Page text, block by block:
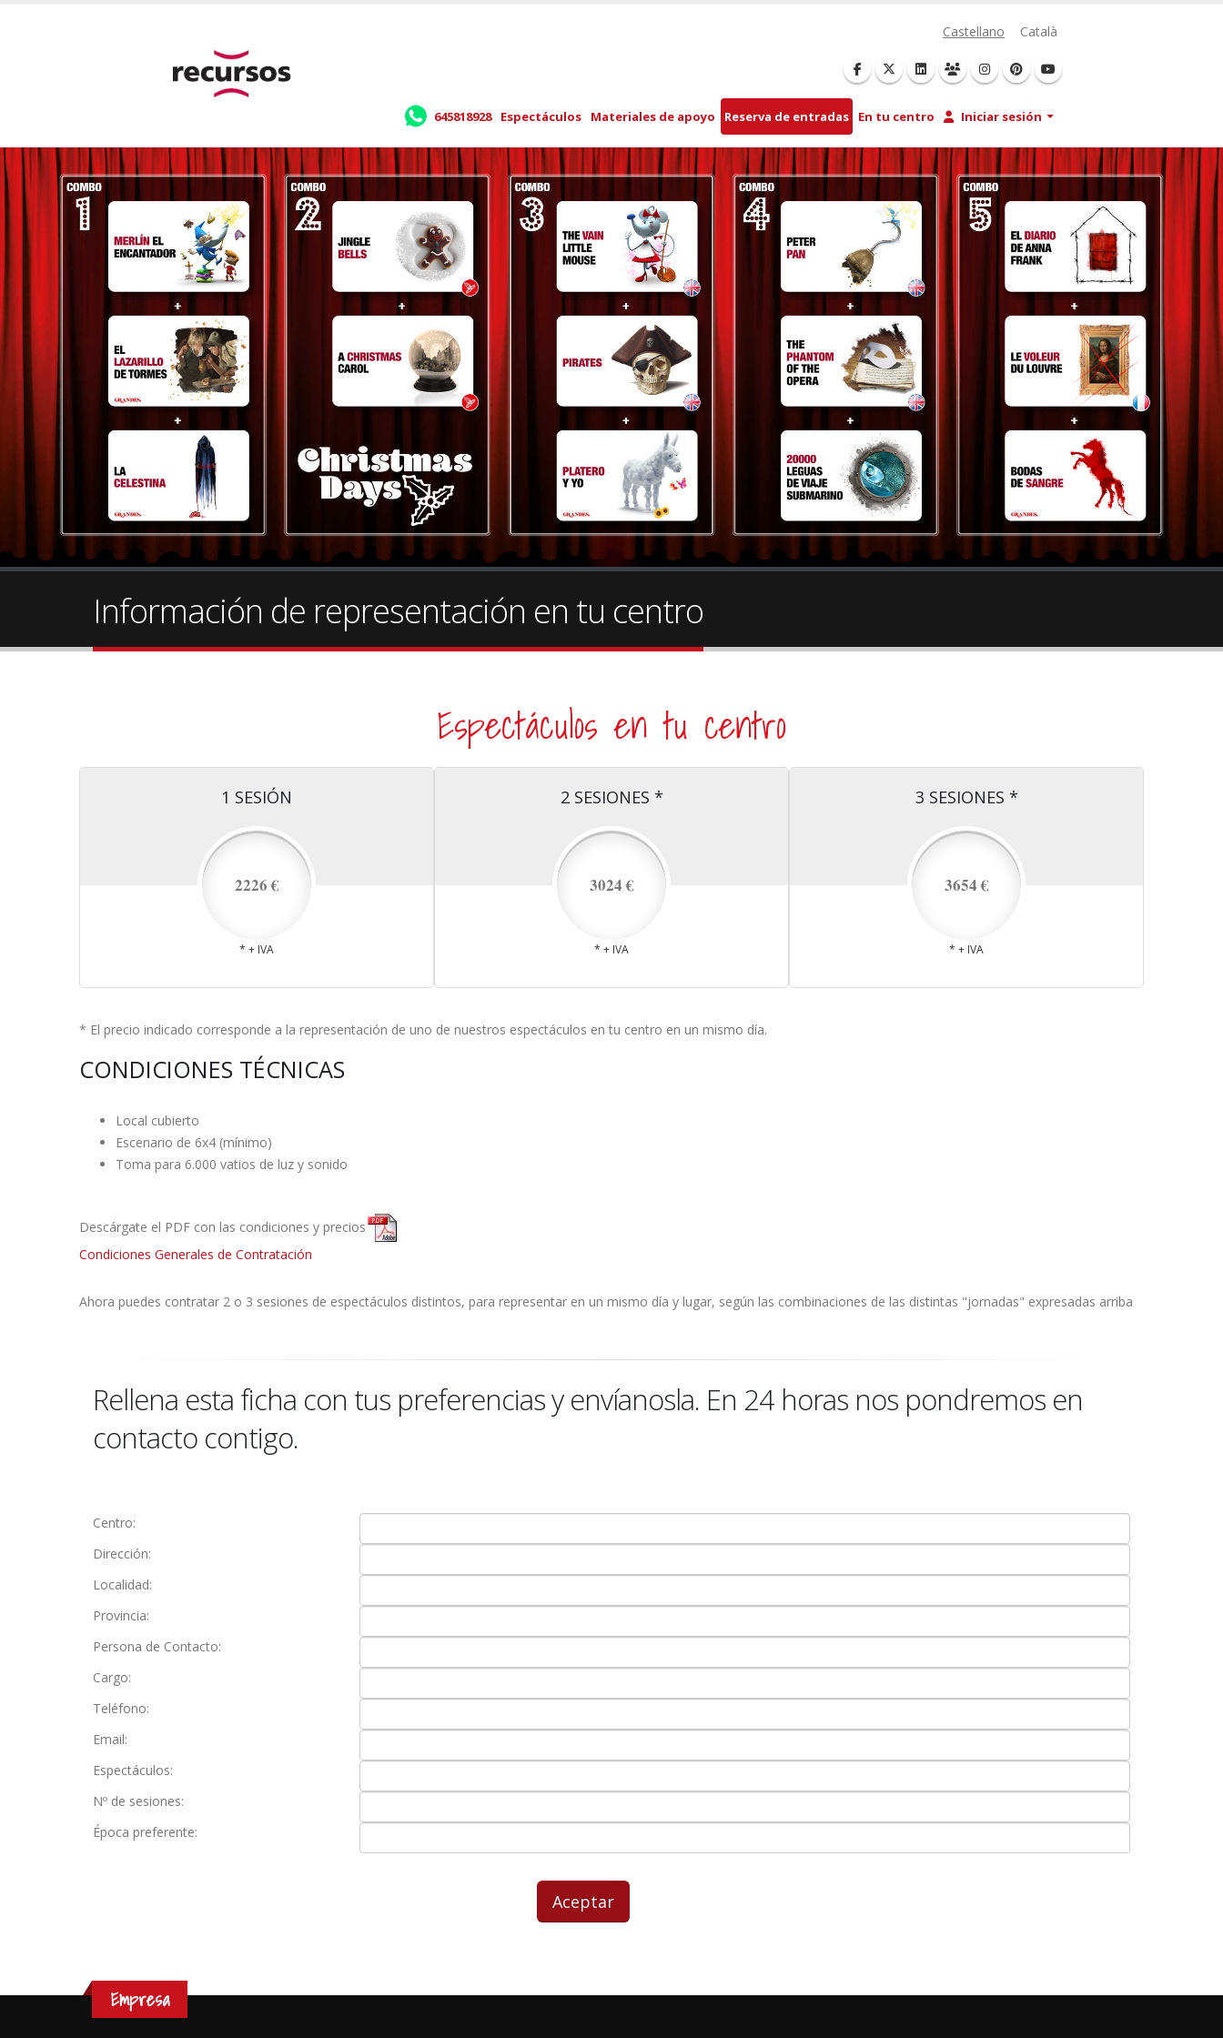
Castellano Català
645818928 Espectáculos Materiales de apoyo Reserva de entradas En tu centro Iniciar sesión
Información de representación en tu centro
Espectáculos en tu centro
1 SESIÓN
2226 €
* + IVA
2 SESIONES *
3024 €
* + IVA
3 SESIONES *
3654 €
* + IVA
* El precio indicado corresponde a la representación de uno de nuestros espectáculos en tu centro en un mismo día.
CONDICIONES TÉCNICAS
Local cubierto
Escenario de 6x4 (mínimo)
Toma para 6.000 vatios de luz y sonido
Descárgate el PDF con las condiciones y precios
Condiciones Generales de Contratación
Ahora puedes contratar 2 o 3 sesiones de espectáculos distintos, para representar en un mismo día y lugar, según las combinaciones de las distintas "jornadas" expresadas arriba
Rellena esta ficha con tus preferencias y envíanosla. En 24 horas nos pondremos en
contacto contigo.
Centro:
Dirección:
Localidad:
Provincia:
Persona de Contacto:
Cargo:
Teléfono:
Email:
Espectáculos:
Nº de sesiones:
Época preferente:
Empresa